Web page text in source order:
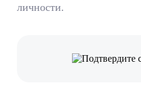
личности.